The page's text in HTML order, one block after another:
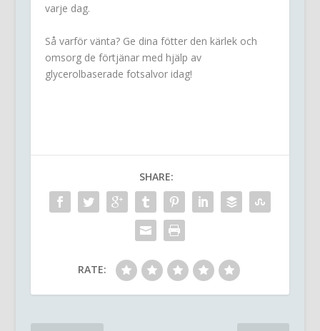
varje dag.
Så varför vänta? Ge dina fötter den kärlek och
omsorg de förtjänar med hjälp av
glycerolbaserade fotsalvor idag!
SHARE:
RATE: